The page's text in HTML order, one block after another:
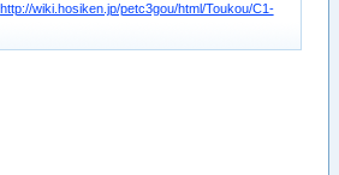
http://wiki.hosiken.jp/petc3gou/html/Toukou/C1-